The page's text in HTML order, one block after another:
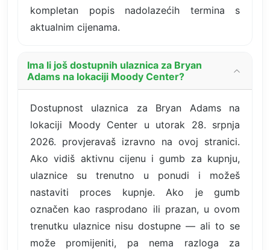
kompletan popis nadolazećih termina s
aktualnim cijenama.
Ima li još dostupnih ulaznica za Bryan
Adams na lokaciji Moody Center?
Dostupnost ulaznica za Bryan Adams na
lokaciji Moody Center u utorak 28. srpnja
2026. provjeravaš izravno na ovoj stranici.
Ako vidiš aktivnu cijenu i gumb za kupnju,
ulaznice su trenutno u ponudi i možeš
nastaviti proces kupnje. Ako je gumb
označen kao rasprodano ili prazan, u ovom
trenutku ulaznice nisu dostupne — ali to se
može promijeniti, pa nema razloga za